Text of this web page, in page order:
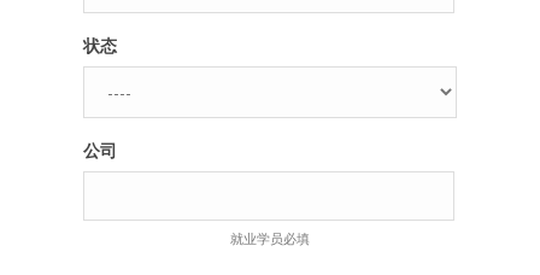
状态
公司
就业学员必填